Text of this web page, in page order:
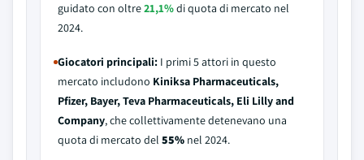
guidato con oltre21,1%di quota di mercato nel
2024.
Giocatori principali: I primi 5 attori in questo
mercato includono Kiniksa Pharmaceuticals,
Pfizer, Bayer, Teva Pharmaceuticals, Eli Lilly and
Company, che collettivamente detenevano una
quota di mercato del 55% nel 2024.